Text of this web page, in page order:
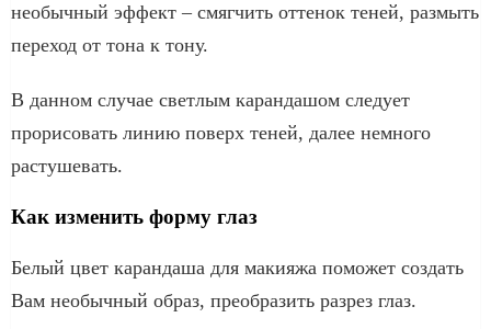
необычный эффект – смягчить оттенок теней, размыть
переход от тона к тону.
В данном случае светлым карандашом следует
прорисовать линию поверх теней, далее немного
растушевать.
Как изменить форму глаз
Белый цвет карандаша для макияжа поможет создать
Вам необычный образ, преобразить разрез глаз.